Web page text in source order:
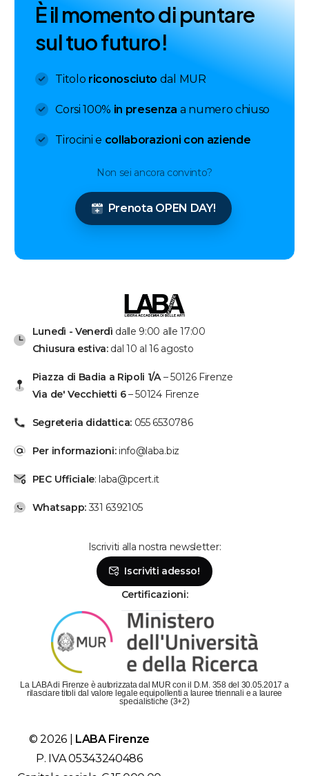
Èilmomentodipuntare
sultuofuturo!
Titolo riconosciuto dal MUR
Corsi 100% in presenza a numero chiuso
Tirocini e collaborazioni con aziende
Non sei ancora convinto?
Prenota OPEN DAY!
Lunedì - Venerdì dalle 9:00 alle 17:00
Chiusura estiva:dal 10 al 16 agosto
Piazza di Badia a Ripoli 1/A – 50126 Firenze
Via de' Vecchietti 6 – 50124 Firenze
Segreteria didattica: 055 6530786
Per informazioni:info@laba.biz
PEC Ufficiale: laba@pcert.it
Whatsapp:331 6392105
Iscriviti alla nostra newsletter:
Iscriviti adesso!
Certificazioni:
La LABA di Firenze è autorizzata dal MUR con il D.M. 358 del 30.05.2017 a
rilasciare titoli dal valore legale equipollenti a lauree triennali e a lauree
specialistiche (3+2)
© 2026 | LABA Firenze
P. IVA 05343240486
Se hai bisogno, chiamaci!
Lunedì - Venerdì: dalle 9 alle 19
Sabato: dalle 9 alle 14
Parla con la segreteria
Contattaci su Whatsapp!
Il metodo più veloce per metterti in contatto con
LABA è scriverci su Whatsapp!